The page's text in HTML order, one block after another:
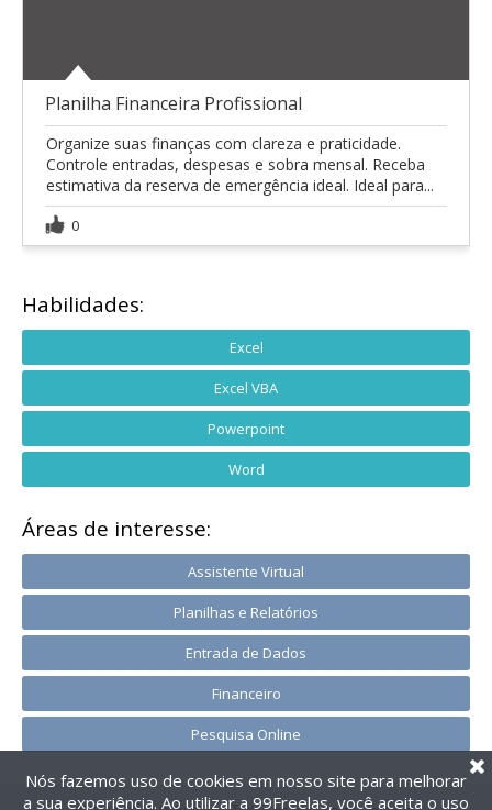
Planilha Financeira Profissional
Organize suas finanças com clareza e praticidade.
Controle entradas, despesas e sobra mensal. Receba
estimativa da reserva de emergência ideal. Ideal para...
0
Habilidades:
Excel
Excel VBA
Powerpoint
Word
Áreas de interesse:
Assistente Virtual
Planilhas e Relatórios
Entrada de Dados
Financeiro
Pesquisa Online
Nós fazemos uso de cookies em nosso site para melhorar
a sua experiência. Ao utilizar a 99Freelas, você aceita o uso